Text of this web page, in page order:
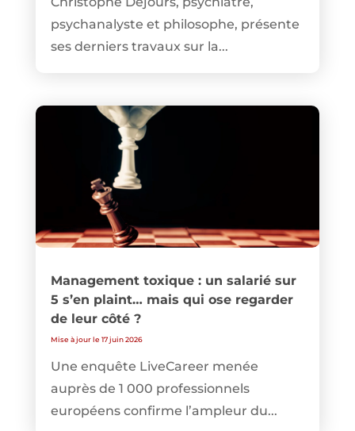
psychanalyste et philosophe, présente
ses derniers travaux sur la...
Management toxique : un salarié sur
5 s’en plaint… mais qui ose regarder
de leur côté ?
Mise à jour le 17 juin 2026
Une enquête LiveCareer menée
auprès de 1 000 professionnels
européens confirme l’ampleur du...